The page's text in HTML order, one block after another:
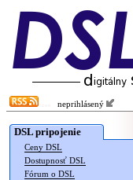
neprihlásený
DSL pripojenie
Ceny DSL
Dostupnosť DSL
Fórum o DSL